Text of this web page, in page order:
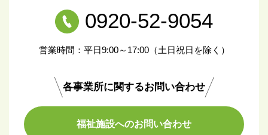
0920-52-9054
営業時間：平日9:00～17:00（土日祝日を除く）
各事業所に関するお問い合わせ
福祉施設へのお問い合わせ